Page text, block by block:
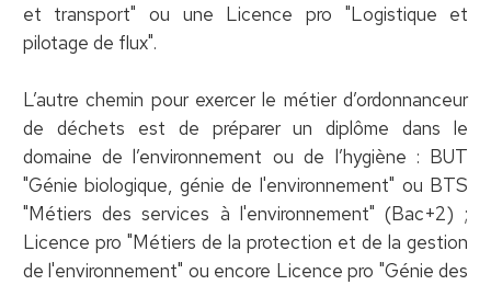
et transport" ou une Licence pro "Logistique et
pilotage de flux".
L’autre chemin pour exercer le métier d’ordonnanceur
de déchets est de préparer un diplôme dans le
domaine de l’environnement ou de l’hygiène : BUT
"Génie biologique, génie de l'environnement" ou BTS
"Métiers des services à l'environnement" (Bac+2) ;
Licence pro "Métiers de la protection et de la gestion
de l'environnement" ou encore Licence pro "Génie des